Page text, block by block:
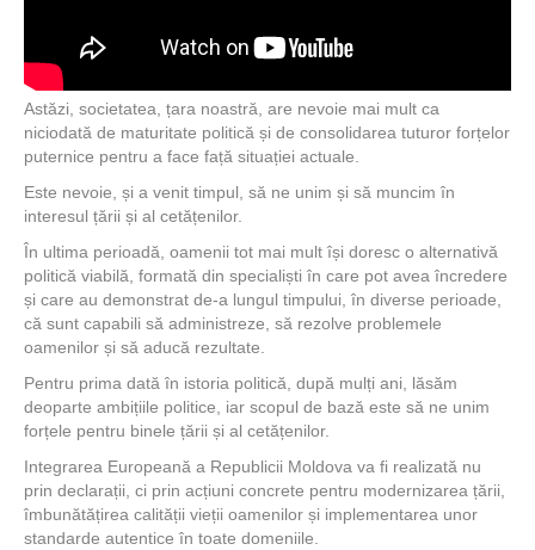
Astăzi, societatea, țara noastră, are nevoie mai mult ca
niciodată de maturitate politică și de consolidarea tuturor forțelor
puternice pentru a face față situației actuale.
Este nevoie, și a venit timpul, să ne unim și să muncim în
interesul țării și al cetățenilor.
În ultima perioadă, oamenii tot mai mult își doresc o alternativă
politică viabilă, formată din specialiști în care pot avea încredere
și care au demonstrat de-a lungul timpului, în diverse perioade,
că sunt capabili să administreze, să rezolve problemele
oamenilor și să aducă rezultate.
Pentru prima dată în istoria politică, după mulți ani, lăsăm
deoparte ambițiile politice, iar scopul de bază este să ne unim
forțele pentru binele țării și al cetățenilor.
Integrarea Europeană a Republicii Moldova va fi realizată nu
prin declarații, ci prin acțiuni concrete pentru modernizarea țării,
îmbunătățirea calității vieții oamenilor și implementarea unor
standarde autentice în toate domeniile.